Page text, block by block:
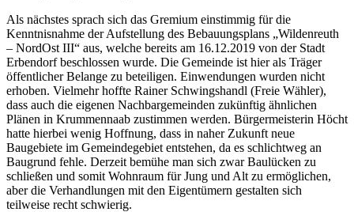
Als nächstes sprach sich das Gremium einstimmig für die
Kenntnisnahme der Aufstellung des Bebauungsplans „Wildenreuth
– NordOst III“ aus, welche bereits am 16.12.2019 von der Stadt
Erbendorf beschlossen wurde. Die Gemeinde ist hier als Träger
öffentlicher Belange zu beteiligen. Einwendungen wurden nicht
erhoben. Vielmehr hoffte Rainer Schwingshandl (Freie Wähler),
dass auch die eigenen Nachbargemeinden zukünftig ähnlichen
Plänen in Krummennaab zustimmen werden. Bürgermeisterin Höcht
hatte hierbei wenig Hoffnung, dass in naher Zukunft neue
Baugebiete im Gemeindegebiet entstehen, da es schlichtweg an
Baugrund fehle. Derzeit bemühe man sich zwar Baulücken zu
schließen und somit Wohnraum für Jung und Alt zu ermöglichen,
aber die Verhandlungen mit den Eigentümern gestalten sich
teilweise recht schwierig.